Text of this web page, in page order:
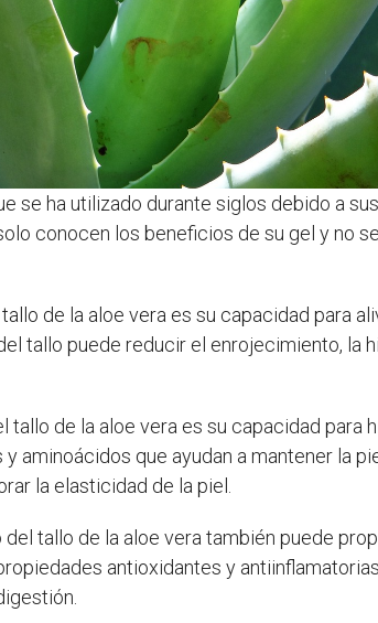
se ha utilizado durante siglos debido a
conocen los beneficios de su gel y no
de la aloe vera es su capacidad para
tallo puede reducir el enrojecimiento, la
tallo de la aloe vera es su capacidad para
aminoácidos que ayudan a mantener la
la elasticidad de la piel.
tallo de la aloe vera también puede
antioxidantes y